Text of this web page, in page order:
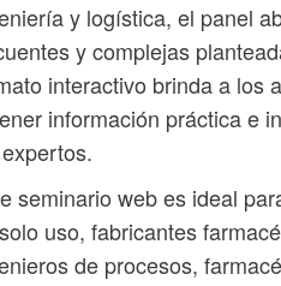
y logística, el panel
y complejas
interactivo brinda a los
información práctica e
seminario web es ideal
uso, fabricantes
de procesos,